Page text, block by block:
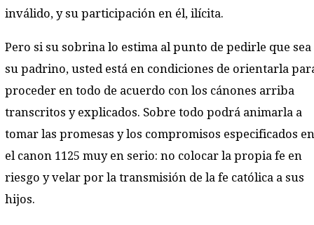
inválido, y su participación en él, ilícita.
Pero si su sobrina lo estima al punto de pedirle que sea
su padrino, usted está en condiciones de orientarla
proceder en todo de acuerdo con los cánones arriba
transcritos y explicados. Sobre todo podrá animarla a
tomar las promesas y los compromisos especificados en
el canon 1125 muy en serio: no colocar la propia fe en
riesgo y velar por la transmisión de la fe católica a sus
hijos.